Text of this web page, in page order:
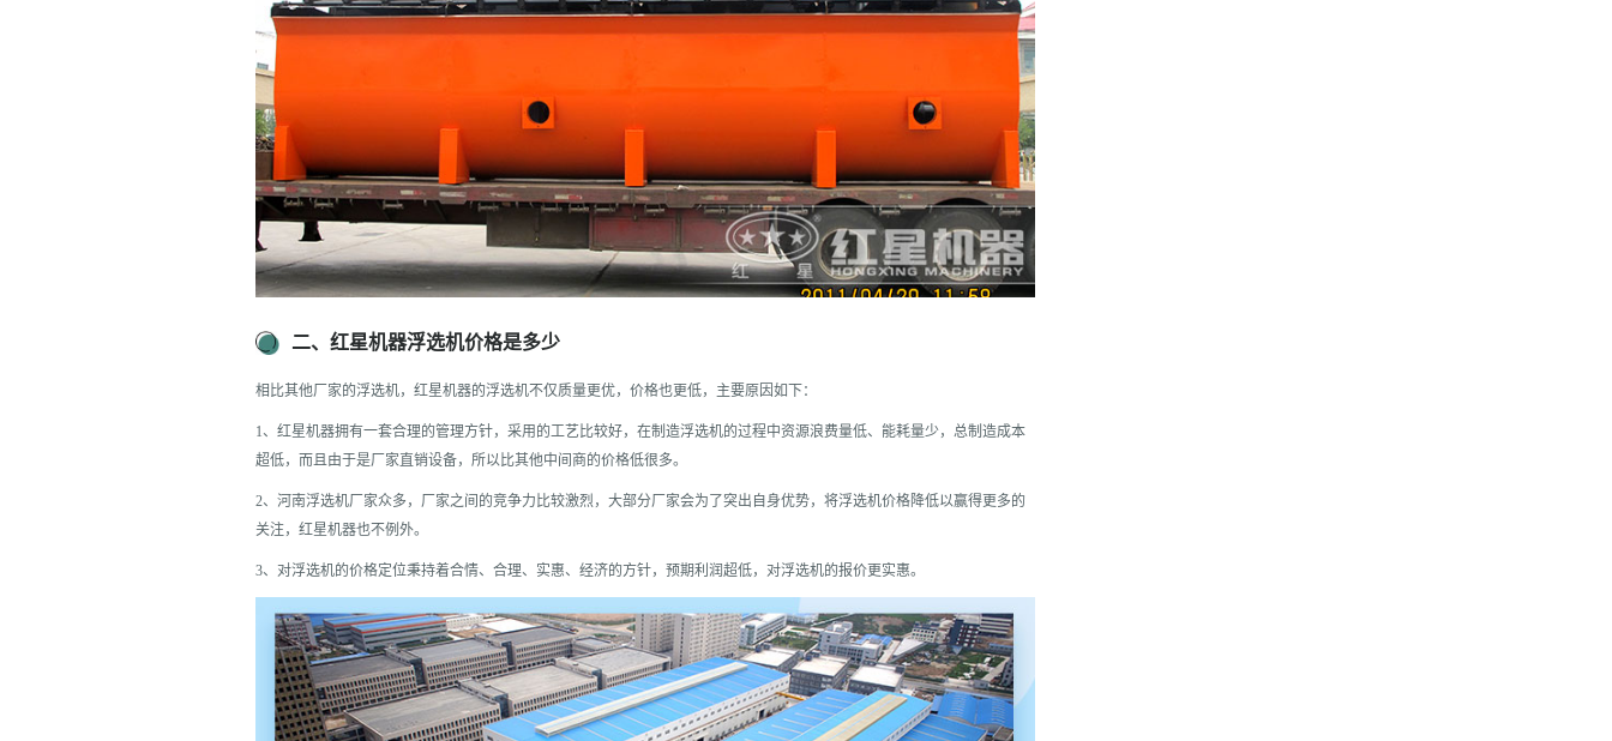
二、红星机器浮选机价格是多少
相比其他厂家的浮选机，红星机器的浮选机不仅质量更优，价格也更低，主要原因如下：
1、红星机器拥有一套合理的管理方针，采用的工艺比较好，在制造浮选机的过程中资源浪费量低、能耗量少，总制造成本
超低，而且由于是厂家直销设备，所以比其他中间商的价格低很多。
2、河南浮选机厂家众多，厂家之间的竞争力比较激烈，大部分厂家会为了突出自身优势，将浮选机价格降低以赢得更多的
关注，红星机器也不例外。
3、对浮选机的价格定位秉持着合情、合理、实惠、经济的方针，预期利润超低，对浮选机的报价更实惠。